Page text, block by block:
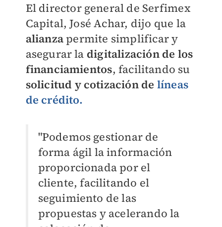
El director general de Serfimex
Capital, José Achar, dijo que la
alianza permite simplificar y
asegurar la digitalización de los
financiamientos, facilitando su
solicitud y cotización de líneas
de crédito.
"Podemos gestionar de
forma ágil la información
proporcionada por el
cliente, facilitando el
seguimiento de las
propuestas y acelerando la